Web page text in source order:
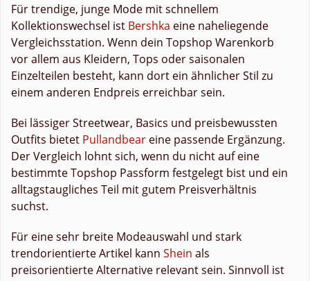
Für trendige, junge Mode mit schnellem
Kollektionswechsel ist Bershka eine naheliegende
Vergleichsstation. Wenn dein Topshop Warenkorb
vor allem aus Kleidern, Tops oder saisonalen
Einzelteilen besteht, kann dort ein ähnlicher Stil zu
einem anderen Endpreis erreichbar sein.
Bei lässiger Streetwear, Basics und preisbewussten
Outfits bietet Pullandbear eine passende Ergänzung.
Der Vergleich lohnt sich, wenn du nicht auf eine
bestimmte Topshop Passform festgelegt bist und ein
alltagstaugliches Teil mit gutem Preisverhältnis
suchst.
Für eine sehr breite Modeauswahl und stark
trendorientierte Artikel kann Shein als
preisorientierte Alternative relevant sein. Sinnvoll ist